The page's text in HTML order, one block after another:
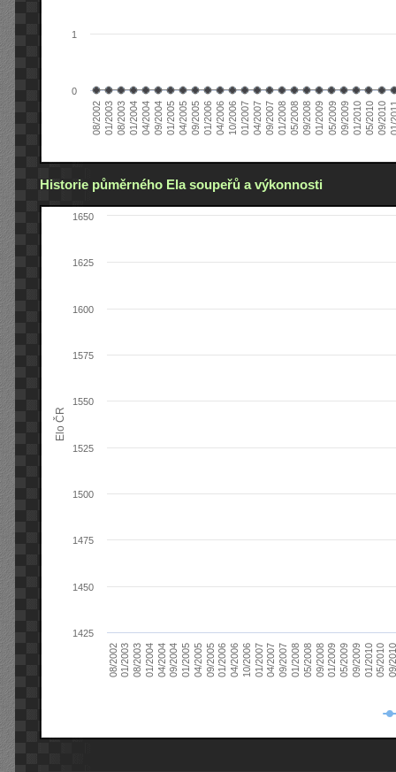
08/200201/200308/200301/200404/200409/200401/200504/200509/200501/200604/200610/200601/200704/200709/200701/200805/200809/200801/200905/200909/200901/201005/201009/2010
0
1
Historie půměrného Ela soupeřů a výkonnosti
Elo ČR
08/200201/200308/200301/200404/200409/200401/200504/200509/200501/200604/200610/200601/200704/200709/200701/200805/200809/200801/200905/200909/200901/201005/201009/
1425
1450
1475
1500
1525
1550
1575
1600
1625
1650